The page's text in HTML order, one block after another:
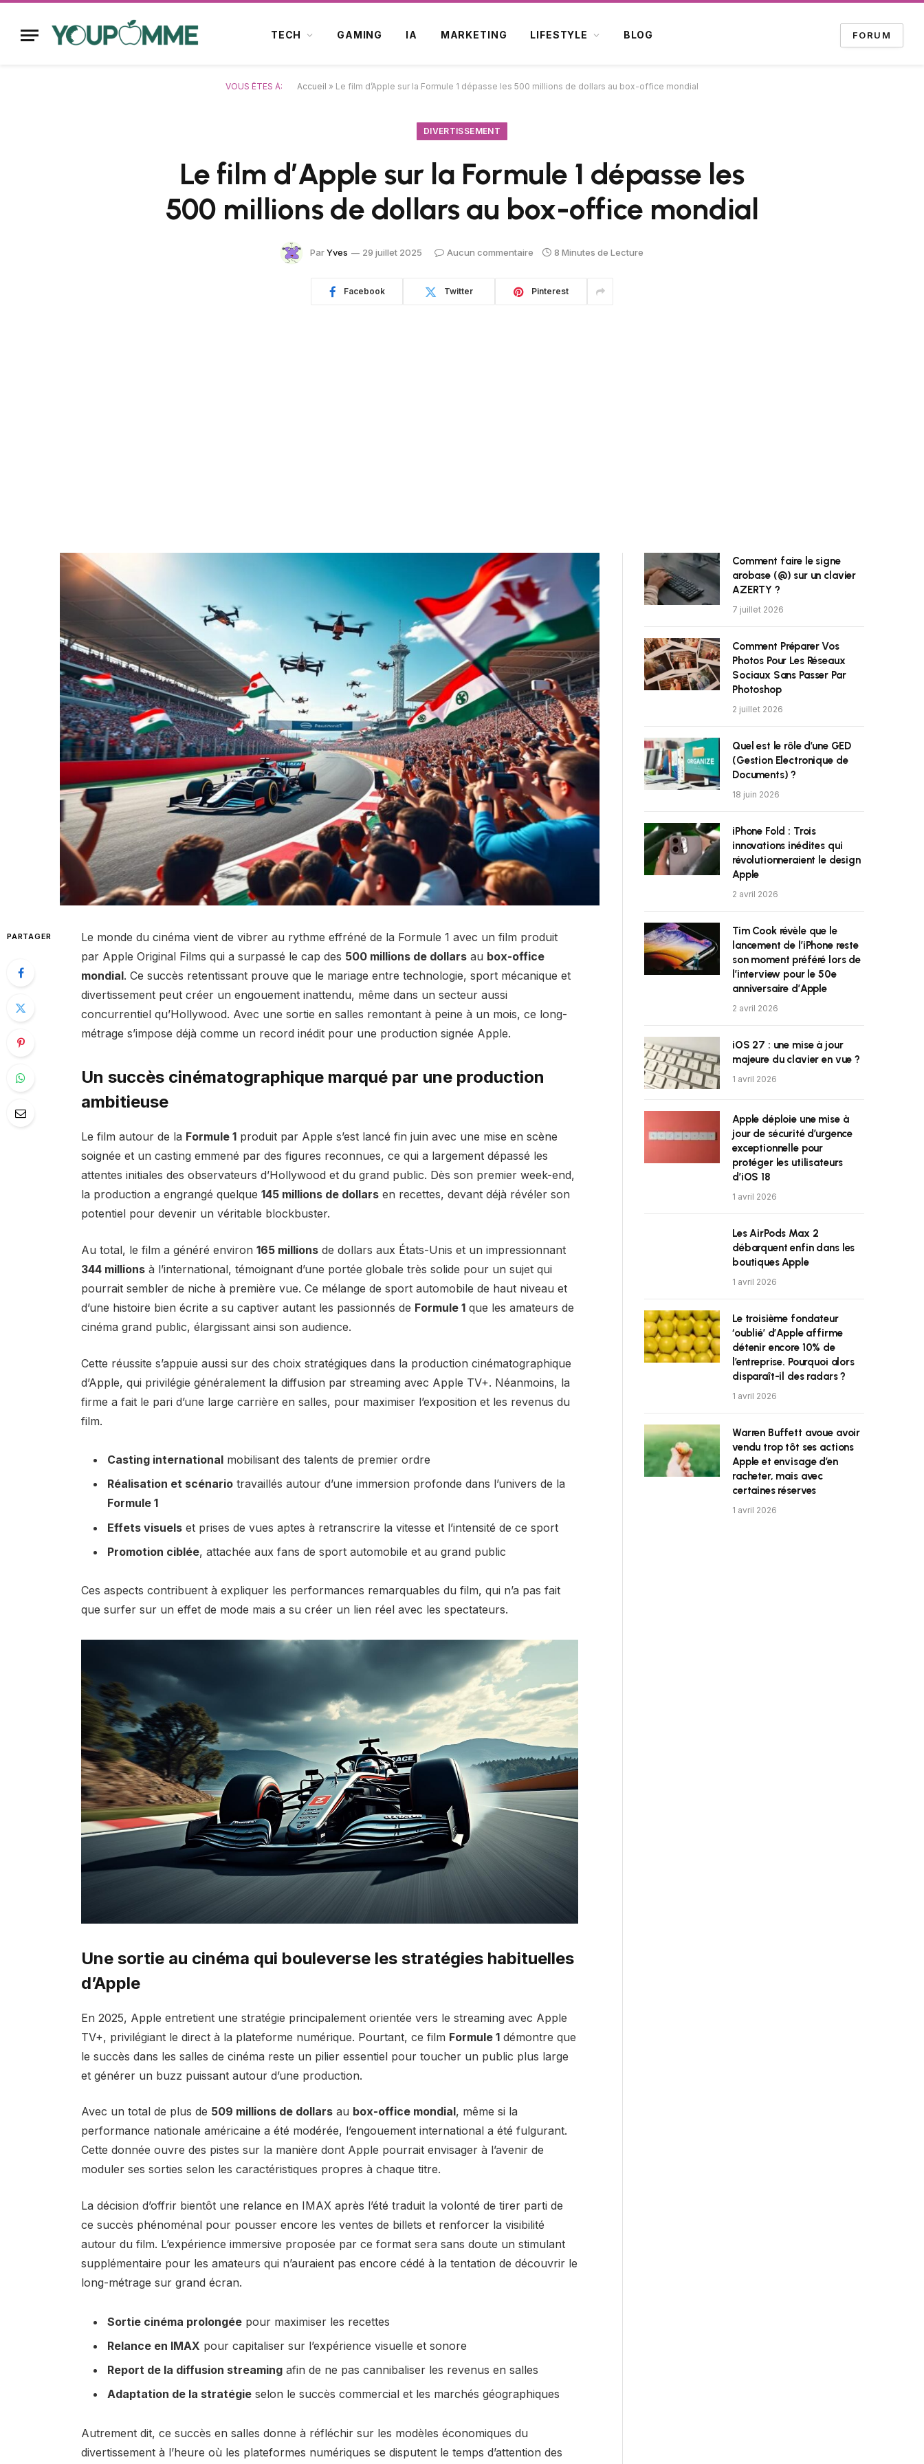
TECH GAMING IA MARKETING LIFESTYLE BLOG FORUM
VOUS ÊTES À: Accueil » Le film d’Apple sur la Formule 1 dépasse les 500 millions de dollars au box-office mondial
DIVERTISSEMENT
Le film d’Apple sur la Formule 1 dépasse les
500 millions de dollars au box-office mondial
ParYves 29 juillet 2025 Aucun commentaire 8 Minutes de Lecture
Facebook Twitter Pinterest
PARTAGER
Le monde du cinéma vient de vibrer au rythme effréné de la Formule 1 avec un film produit
par Apple Original Films qui a surpassé le cap des 500 millions de dollarsau box-office
mondial. Ce succès retentissant prouve que le mariage entre technologie, sport mécanique et
divertissement peut créer un engouement inattendu, même dans un secteur aussi
concurrentiel qu’Hollywood. Avec une sortie en salles remontant à peine à un mois, ce long-
métrage s’impose déjà comme un record inédit pour une production signée Apple.
Un succès cinématographique marqué par une production
ambitieuse
Le film autour de la Formule 1produit par Apple s’est lancé fin juin avec une mise en scène
soignée et un casting emmené par des figures reconnues, ce qui a largement dépassé les
attentes initiales des observateurs d’Hollywood et du grand public. Dès son premier week-end,
la production a engrangé quelque 145 millions de dollarsen recettes, devant déjà révéler son
potentiel pour devenir un véritable blockbuster.
Au total, le film a généré environ 165 millionsde dollars aux États-Unis et un impressionnant
344 millionsà l’international, témoignant d’une portée globale très solide pour un sujet qui
pourrait sembler de niche à première vue. Ce mélange de sport automobile de haut niveau et
d’une histoire bien écrite a su captiver autant les passionnés de Formule 1que les amateurs de
cinéma grand public, élargissant ainsi son audience.
Cette réussite s’appuie aussi sur des choix stratégiques dans la production cinématographique
d’Apple, qui privilégie généralement la diffusion par streaming avec Apple TV+. Néanmoins, la
firme a fait le pari d’une large carrière en salles, pour maximiser l’exposition et les revenus du
film.
Casting internationalmobilisant des talents de premier ordre
Réalisation et scénariotravaillés autour d’une immersion profonde dans l’univers de la
Formule 1
Effets visuelset prises de vues aptes à retranscrire la vitesse et l’intensité de ce sport
Promotion ciblée, attachée aux fans de sport automobile et au grand public
Ces aspects contribuent à expliquer les performances remarquables du film, qui n’a pas fait
que surfer sur un effet de mode mais a su créer un lien réel avec les spectateurs.
Une sortie au cinéma qui bouleverse les stratégies habituelles
d’Apple
En 2025, Apple entretient une stratégie principalement orientée vers le streaming avec Apple
TV+, privilégiant le direct à la plateforme numérique. Pourtant, ce film Formule 1démontre que
le succès dans les salles de cinéma reste un pilier essentiel pour toucher un public plus large
et générer un buzz puissant autour d’une production.
Avec un total de plus de 509 millions de dollarsau box-office mondial, même si la
performance nationale américaine a été modérée, l’engouement international a été fulgurant.
Cette donnée ouvre des pistes sur la manière dont Apple pourrait envisager à l’avenir de
moduler ses sorties selon les caractéristiques propres à chaque titre.
La décision d’offrir bientôt une relance en IMAX après l’été traduit la volonté de tirer parti de
ce succès phénoménal pour pousser encore les ventes de billets et renforcer la visibilité
autour du film. L’expérience immersive proposée par ce format sera sans doute un stimulant
supplémentaire pour les amateurs qui n’auraient pas encore cédé à la tentation de découvrir le
long-métrage sur grand écran.
Sortie cinéma prolongéepour maximiser les recettes
Relance en IMAX pour capitaliser sur l’expérience visuelle et sonore
Report de la diffusion streamingafin de ne pas cannibaliser les revenus en salles
Adaptation de la stratégieselon le succès commercial et les marchés géographiques
Autrement dit, ce succès en salles donne à réfléchir sur les modèles économiques du
divertissement à l’heure où les plateformes numériques se disputent le temps d’attention des
Comment faire le signe
arobase (@) sur un clavier
AZERTY ?
7 juillet 2026
Comment Préparer Vos
Photos Pour Les Réseaux
Sociaux Sans Passer Par
Photoshop
2 juillet 2026
Quel est le rôle d’une GED
(Gestion Electronique de
Documents) ?
18 juin 2026
iPhone Fold : Trois
innovations inédites qui
révolutionneraient le design
Apple
2 avril 2026
Tim Cook révèle que le
lancement de l’iPhone reste
son moment préféré lors de
l’interview pour le 50e
anniversaire d’Apple
2 avril 2026
iOS 27 : une mise à jour
majeure du clavier en vue ?
1 avril 2026
Apple déploie une mise à
jour de sécurité d’urgence
exceptionnelle pour
protéger les utilisateurs
d’iOS 18
1 avril 2026
Les AirPods Max 2
débarquent enfin dans les
boutiques Apple
1 avril 2026
Le troisième fondateur
‘oublié’ d’Apple affirme
détenir encore 10% de
l’entreprise. Pourquoi alors
disparaît-il des radars ?
1 avril 2026
Warren Buffett avoue avoir
vendu trop tôt ses actions
Apple et envisage d’en
racheter, mais avec
certaines réserves
1 avril 2026